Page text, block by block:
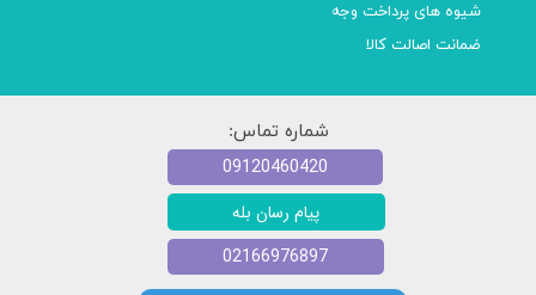
شیوه های پرداخت وجه
ضمانت اصالت کالا
شماره تماس:
پیام رسان بله
09120460420
02166976897